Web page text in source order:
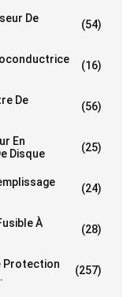
De
(54)
(16)
De
(56)
En
Disque
(25)
(24)
À
(28)
Protection
(257)